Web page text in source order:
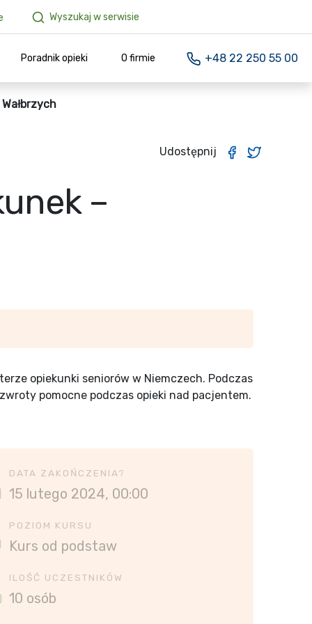
Wyszukaj w serwisie
Poradnik opieki O firmie +48 22 250 55 00
Udostępnij
–
opiekunki seniorów w Niemczech. Podczas
pomocne podczas opieki nad pacjentem.
DATA ZAKOŃCZENIA?
15 lutego 2024, 00:00
POZIOM KURSU
Kurs od podstaw
ILOŚĆ UCZESTNIKÓW
10 osób